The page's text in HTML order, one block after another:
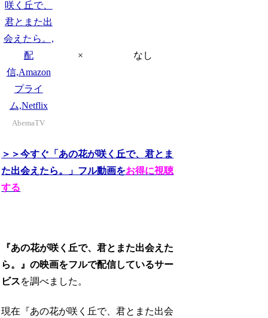
AbemaTV
× なし
＞＞今すぐ「あの花が咲く丘で、君とま
た出会えたら。」フル動画をお得に視聴
する
『あの花が咲く丘で、君とまた出会えた
ら。』の映画をフルで配信しているサー
ビスを調べました。
現在『あの花が咲く丘で、君とまた出会